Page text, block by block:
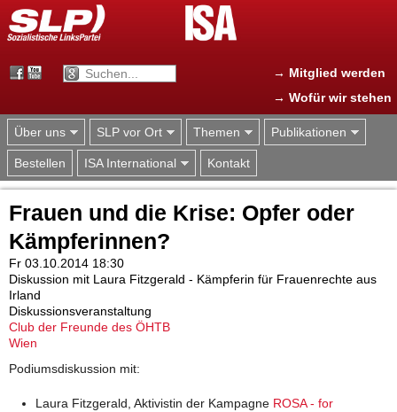
Jump to navigation
→ Mitglied werden
→ Wofür wir stehen
Über uns SLP vor Ort Themen Publikationen
Bestellen ISA International Kontakt
Frauen und die Krise: Opfer oder
Kämpferinnen?
Fr 03.10.2014 18:30
Diskussion mit Laura Fitzgerald - Kämpferin für Frauenrechte aus
Irland
Diskussionsveranstaltung
Club der Freunde des ÖHTB
Wien
Podiumsdiskussion mit:
Laura Fitzgerald, Aktivistin der Kampagne ROSA - for